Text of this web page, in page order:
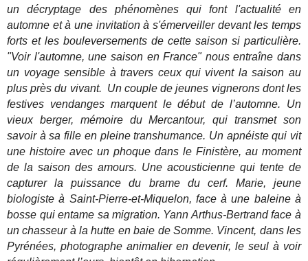
un décryptage des phénomènes qui font l'actualité en
automne et à une invitation à s'émerveiller devant les temps
forts et les bouleversements de cette saison si particulière.
"Voir l'automne, une saison en France" nous entraîne dans
un voyage sensible à travers ceux qui vivent la saison au
plus près du vivant. Un couple de jeunes vignerons dont les
festives vendanges marquent le début de l’automne. Un
vieux berger, mémoire du Mercantour, qui transmet son
savoir à sa fille en pleine transhumance. Un apnéiste qui vit
une histoire avec un phoque dans le Finistère, au moment
de la saison des amours. Une acousticienne qui tente de
capturer la puissance du brame du cerf. Marie, jeune
biologiste à Saint-Pierre-et-Miquelon, face à une baleine à
bosse qui entame sa migration. Yann Arthus-Bertrand face à
un chasseur à la hutte en baie de Somme. Vincent, dans les
Pyrénées, photographe animalier en devenir, le seul à voir